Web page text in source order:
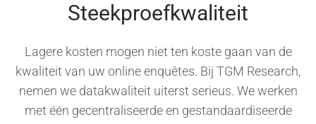
Steekproefkwaliteit
Lagere kosten mogen niet ten koste gaan van de
kwaliteit van uw online enquêtes. Bij TGM Research,
nemen we datakwaliteit uiterst serieus. We werken
met één gecentraliseerde en gestandaardiseerde